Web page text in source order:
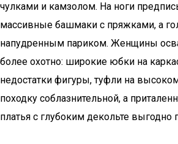
чулками и камзолом. На ноги
массивные башмаки с пряжками, а
напудренным париком. Женщины
более охотно: широкие юбки на
недостатки фигуры, туфли на
походку соблазнительной, а
платья с глубоким декольте выгодно